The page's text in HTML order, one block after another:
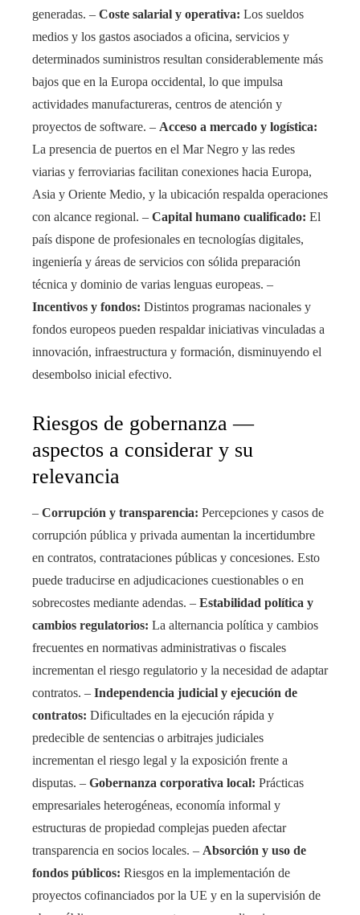
generadas. – Coste salarial y operativa: Los sueldos
medios y los gastos asociados a oficina, servicios y
determinados suministros resultan considerablemente más
bajos que en la Europa occidental, lo que impulsa
actividades manufactureras, centros de atención y
proyectos de software. – Acceso a mercado y logística:
La presencia de puertos en el Mar Negro y las redes
viarias y ferroviarias facilitan conexiones hacia Europa,
Asia y Oriente Medio, y la ubicación respalda operaciones
con alcance regional. – Capital humano cualificado: El
país dispone de profesionales en tecnologías digitales,
ingeniería y áreas de servicios con sólida preparación
técnica y dominio de varias lenguas europeas. –
Incentivos y fondos: Distintos programas nacionales y
fondos europeos pueden respaldar iniciativas vinculadas a
innovación, infraestructura y formación, disminuyendo el
desembolso inicial efectivo.
Riesgos de gobernanza —
aspectos a considerar y su
relevancia
– Corrupción y transparencia: Percepciones y casos de
corrupción pública y privada aumentan la incertidumbre
en contratos, contrataciones públicas y concesiones. Esto
puede traducirse en adjudicaciones cuestionables o en
sobrecostes mediante adendas. – Estabilidad política y
cambios regulatorios: La alternancia política y cambios
frecuentes en normativas administrativas o fiscales
incrementan el riesgo regulatorio y la necesidad de adaptar
contratos. – Independencia judicial y ejecución de
contratos: Dificultades en la ejecución rápida y
predecible de sentencias o arbitrajes judiciales
incrementan el riesgo legal y la exposición frente a
disputas. – Gobernanza corporativa local: Prácticas
empresariales heterogéneas, economía informal y
estructuras de propiedad complejas pueden afectar
transparencia en socios locales. – Absorción y uso de
fondos públicos: Riesgos en la implementación de
proyectos cofinanciados por la UE y en la supervisión de